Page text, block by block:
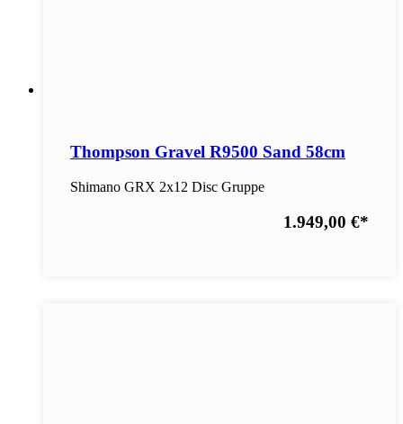
Thompson Gravel R9500 Sand 58cm
Shimano GRX 2x12 Disc Gruppe
1.949,00 €*